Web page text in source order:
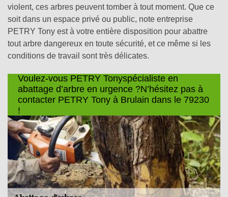
violent, ces arbres peuvent tomber à tout moment. Que ce
soit dans un espace privé ou public, note entreprise
PETRY Tony est à votre entière disposition pour abattre
tout arbre dangereux en toute sécurité, et ce même si les
conditions de travail sont très délicates.
Voulez-vous PETRY Tonyspécialiste en
abattage d’arbre en urgence ?N’hésitez pas à
contacter PETRY Tony à Brulain dans le 79230
!